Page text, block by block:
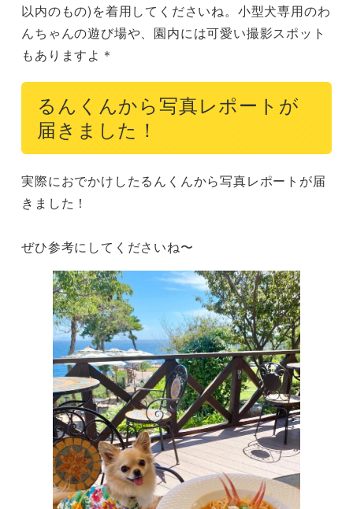
以内のもの)を着用してくださいね。小型犬専用のわ
んちゃんの遊び場や、園内には可愛い撮影スポット
もありますよ＊
るんくんから写真レポートが
届きました！
実際におでかけしたるんくんから写真レポートが届
きました！
ぜひ参考にしてくださいね〜